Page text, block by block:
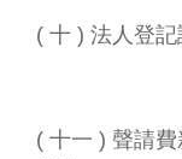
( 十 ) 法人登記
( 十一 ) 聲請